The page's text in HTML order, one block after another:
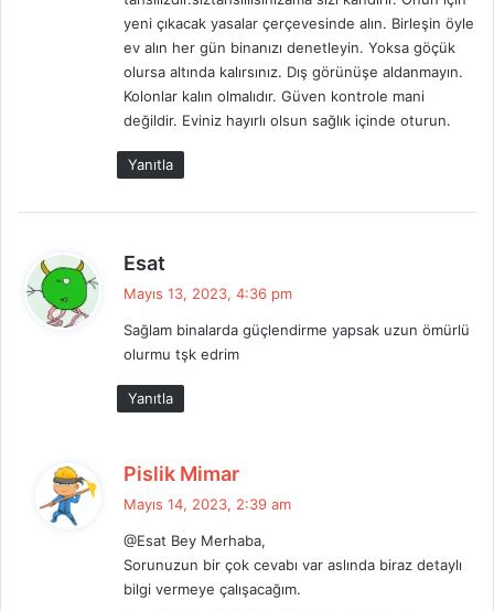
yeni çıkacak yasalar çerçevesinde alın. Birleşin öyle
ev alın her gün binanızı denetleyin. Yoksa göçük
olursa altında kalırsınız. Dış görünüşe aldanmayın.
Kolonlar kalın olmalıdır. Güven kontrole mani
değildir. Eviniz hayırlı olsun sağlık içinde oturun.
Yanıtla
Esat
i
k
i
:
Mayıs 13, 2023, 4:36 pm
Sağlam binalarda güçlendirme yapsak uzun ömürlü
olurmu tşk edrim
Yanıtla
Pislik Mimar
i
k
i
Mayıs 14, 2023, 2:39 am
@Esat Bey Merhaba,
Sorunuzun bir çok cevabı var aslında biraz detaylı
bilgi vermeye çalışacağım.